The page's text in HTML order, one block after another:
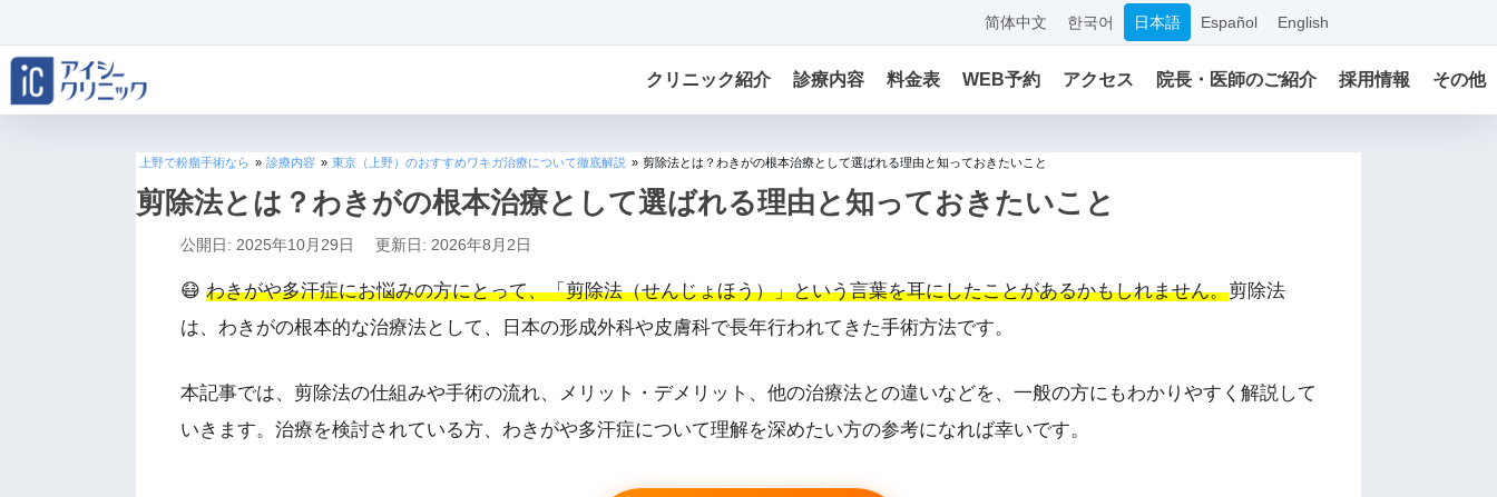
简体中文 한국어 日本語 Español English
クリニック紹介 診療内容 料金表 WEB予約 アクセス 院長・医師のご紹介 採用情報 その他
上野で粉瘤手術なら » 診療内容 » 東京（上野）のおすすめワキガ治療について徹底解説 » 剪除法とは？わきがの根本治療として選ばれる理由と知っておきたいこと
剪除法とは？わきがの根本治療として選ばれる理由と知っておきたいこと
公開日: 2025年10月29日 更新日: 2026年8月2日
😷 わきがや多汗症にお悩みの方にとって、「剪除法（せんじょほう）」という言葉を耳にしたことがあるかもしれません。剪除法
は、わきがの根本的な治療法として、日本の形成外科や皮膚科で長年行われてきた手術方法です。
本記事では、剪除法の仕組みや手術の流れ、メリット・デメリット、他の治療法との違いなどを、一般の方にもわかりやすく解説して
いきます。治療を検討されている方、わきがや多汗症について理解を深めたい方の参考になれば幸いです。